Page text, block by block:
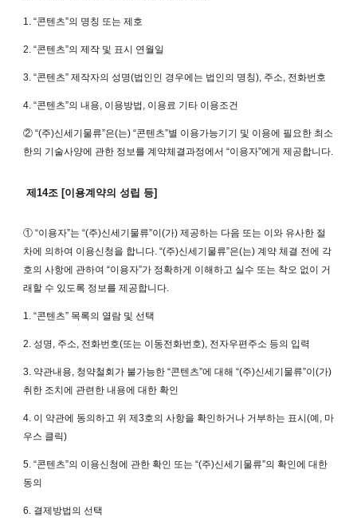
1. “콘텐츠”의 명칭 또는 제호
2. “콘텐츠”의 제작 및 표시 연월일
3. “콘텐츠” 제작자의 성명(법인인 경우에는 법인의 명칭), 주소, 전화번호
4. “콘텐츠”의 내용, 이용방법, 이용료 기타 이용조건
② “(주)신세기물류”은(는) “콘텐츠”별 이용가능기기 및 이용에 필요한 최소
한의 기술사양에 관한 정보를 계약체결과정에서 “이용자”에게 제공합니다.
제14조 [이용계약의 성립 등]
① “이용자”는 “(주)신세기물류”이(가) 제공하는 다음 또는 이와 유사한 절
차에 의하여 이용신청을 합니다. “(주)신세기물류”은(는) 계약 체결 전에 각
호의 사항에 관하여 “이용자”가 정확하게 이해하고 실수 또는 착오 없이 거
래할 수 있도록 정보를 제공합니다.
1. “콘텐츠” 목록의 열람 및 선택
2. 성명, 주소, 전화번호(또는 이동전화번호), 전자우편주소 등의 입력
3. 약관내용, 청약철회가 불가능한 “콘텐츠”에 대해 “(주)신세기물류”이(가)
취한 조치에 관련한 내용에 대한 확인
4. 이 약관에 동의하고 위 제3호의 사항을 확인하거나 거부하는 표시(예, 마
우스 클릭)
5. “콘텐츠”의 이용신청에 관한 확인 또는 “(주)신세기물류”의 확인에 대한
동의
6. 결제방법의 선택